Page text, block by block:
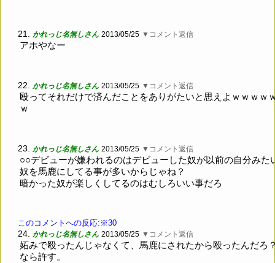
21. かれっじ名無しさん 2013/05/25 ▼コメント返信
アホやなー
22. かれっじ名無しさん 2013/05/25 ▼コメント返信
殴ってそれだけで済んだことをありがたいと思えよｗｗｗｗ
ｗ
23. かれっじ名無しさん 2013/05/25 ▼コメント返信
○○デビューが嫌われるのはデビューした奴が以前の自分みた
奴を馬鹿にしてる事が多いからじゃね？
暗かった奴が楽しくしてるのはむしろいい事だろ
このコメントへの反応:※30
24. かれっじ名無しさん 2013/05/25 ▼コメント返信
妬みで殴ったんじゃなくて、馬鹿にされたから殴ったんだろ
なら許す。